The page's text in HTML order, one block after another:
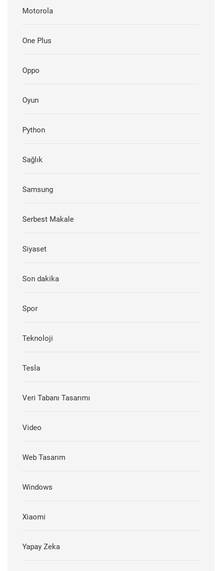
Motorola
One Plus
Oppo
Oyun
Python
Sağlık
Samsung
Serbest Makale
Siyaset
Son dakika
Spor
Teknoloji
Tesla
Veri Tabanı Tasarımı
Video
Web Tasarım
Windows
Xiaomi
Yapay Zeka